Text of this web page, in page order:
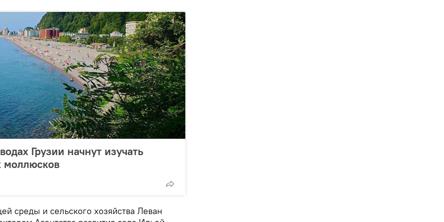
Грузии начнут изучать
среды и сельского хозяйства Леван